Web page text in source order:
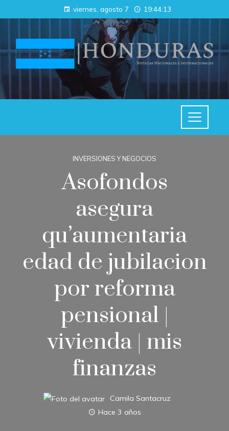
viernes, agosto 7 19:44:13
INVERSIONES Y NEGOCIOS
Asofondos
asegura
qu’aumentaria
edad de jubilacion
por reforma
pensional |
vivienda | mis
finanzas
Camila Santacruz
Hace 3 años